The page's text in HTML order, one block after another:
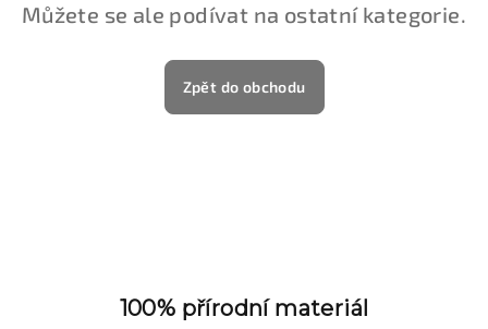
Můžete se ale podívat na ostatní kategorie.
Zpět do obchodu
100% přírodní materiál